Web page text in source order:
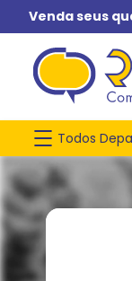
Venda seus
Todos